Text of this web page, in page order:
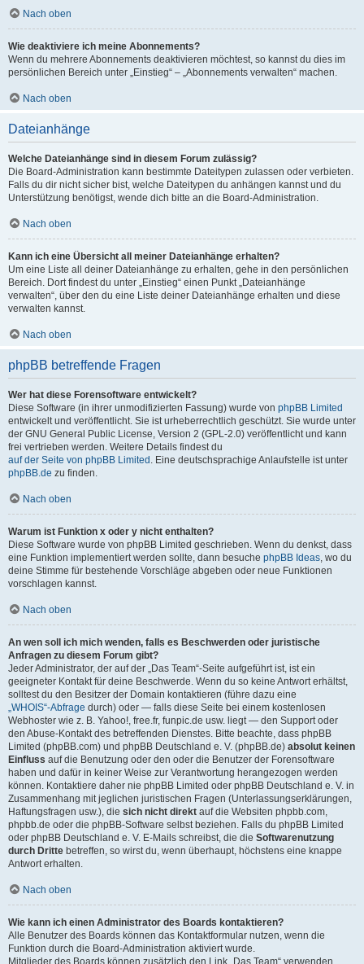
Nach oben
Wie deaktiviere ich meine Abonnements?
Wenn du mehrere Abonnements deaktivieren möchtest, so kannst du dies im
persönlichen Bereich unter „Einstieg“ – „Abonnements verwalten“ machen.
Nach oben
Dateianhänge
Welche Dateianhänge sind in diesem Forum zulässig?
Die Board-Administration kann bestimmte Dateitypen zulassen oder verbieten.
Falls du dir nicht sicher bist, welche Dateitypen du anhängen kannst und du
Unterstützung benötigst, wende dich bitte an die Board-Administration.
Nach oben
Kann ich eine Übersicht all meiner Dateianhänge erhalten?
Um eine Liste all deiner Dateianhänge zu erhalten, gehe in den persönlichen
Bereich. Dort findest du unter „Einstieg“ einen Punkt „Dateianhänge
verwalten“, über den du eine Liste deiner Dateianhänge erhalten und diese
verwalten kannst.
Nach oben
phpBB betreffende Fragen
Wer hat diese Forensoftware entwickelt?
Diese Software (in ihrer unmodifizierten Fassung) wurde von phpBB Limited
entwickelt und veröffentlicht. Sie ist urheberrechtlich geschützt. Sie wurde unter
der GNU General Public License, Version 2 (GPL-2.0) veröffentlicht und kann
frei vertrieben werden. Weitere Details findest du
auf der Seite von phpBB Limited . Eine deutschsprachige Anlaufstelle ist unter
phpBB.de zu finden.
Nach oben
Warum ist Funktion x oder y nicht enthalten?
Diese Software wurde von phpBB Limited geschrieben. Wenn du denkst, dass
eine Funktion implementiert werden sollte, dann besuche phpBB Ideas, wo du
deine Stimme für bestehende Vorschläge abgeben oder neue Funktionen
vorschlagen kannst.
Nach oben
An wen soll ich mich wenden, falls es Beschwerden oder juristische
Anfragen zu diesem Forum gibt?
Jeder Administrator, der auf der „Das Team“-Seite aufgeführt ist, ist ein
geeigneter Kontakt für deine Beschwerde. Wenn du so keine Antwort erhältst,
solltest du den Besitzer der Domain kontaktieren (führe dazu eine
„WHOIS“-Abfrage durch) oder — falls diese Seite bei einem kostenlosen
Webhoster wie z. B. Yahoo!, free.fr, funpic.de usw. liegt — den Support oder
den Abuse-Kontakt des betreffenden Dienstes. Bitte beachte, dass phpBB
Limited (phpBB.com) und phpBB Deutschland e. V. (phpBB.de) absolut keinen
Einfluss auf die Benutzung oder den oder die Benutzer der Forensoftware
haben und dafür in keiner Weise zur Verantwortung herangezogen werden
können. Kontaktiere daher nie phpBB Limited oder phpBB Deutschland e. V. in
Zusammenhang mit jeglichen juristischen Fragen (Unterlassungserklärungen,
Haftungsfragen usw.), die sich nicht direkt auf die Websiten phpbb.com,
phpbb.de oder die phpBB-Software selbst beziehen. Falls du phpBB Limited
oder phpBB Deutschland e. V. E-Mails schreibst, die die Softwarenutzung
durch Dritte betreffen, so wirst du, wenn überhaupt, höchstens eine knappe
Antwort erhalten.
Nach oben
Wie kann ich einen Administrator des Boards kontaktieren?
Alle Benutzer des Boards können das Kontaktformular nutzen, wenn die
Funktion durch die Board-Administration aktiviert wurde.
Mitglieder des Boards können zusätzlich den Link „Das Team“ verwenden.